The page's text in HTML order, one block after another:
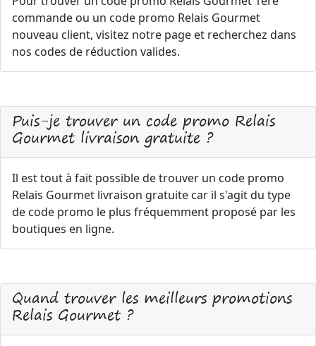
commande ou un code promo Relais Gourmet
nouveau client, visitez notre page et recherchez dans
nos codes de réduction valides.
Puis-je trouver un code promo Relais
Gourmet livraison gratuite ?
Il est tout à fait possible de trouver un code promo
Relais Gourmet livraison gratuite car il s'agit du type
de code promo le plus fréquemment proposé par les
boutiques en ligne.
Quand trouver les meilleurs promotions
Relais Gourmet ?